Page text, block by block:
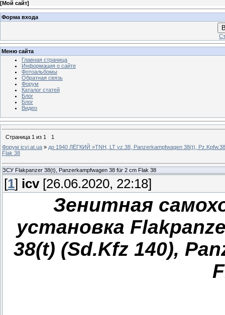
[Мой сайт]
Форма входа
Меню сайта
Главная страница
Информация о сайте
Фотоальбомы
Обратная связь
Форум
Каталог статей
Блог
Блог
Видео
Страница 1 из 1
1
Форум icvi.at.ua » до 1940 ЛЁГКИЙ »TNH, LT vz.38, Panzerkampfwagen 38(t),
Flak 38
ЗСУ Flakpanzer 38(t), Panzerkampfwagen 38 für 2 cm Flak 38
[1] icv[26.06.2020, 22:18]
Зенитная
установка
38(t) (Sd.Kfz 140),